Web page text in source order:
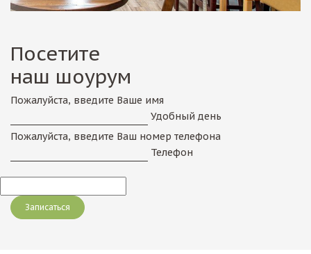
Посетите
наш шоурум
Пожалуйста, введите Ваше имя
Удобный день
Пожалуйста, введите Ваш номер телефона
Телефон